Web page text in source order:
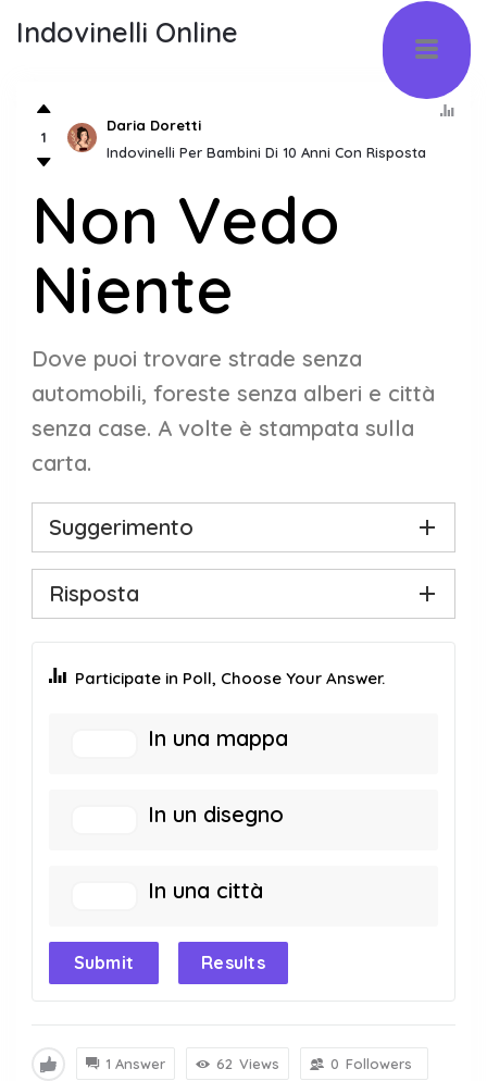
Indovinelli Online
1
Daria Doretti
Indovinelli Per Bambini Di 10 Anni Con Risposta
Non Vedo
Niente
Dove puoi trovare strade senza
automobili, foreste senza alberi e città
senza case. A volte è stampata sulla
carta.
Suggerimento
Risposta
Participate in Poll, Choose Your Answer.
In una mappa
In un disegno
In una città
Submit Results
1 Answer 62 Views 0 Followers